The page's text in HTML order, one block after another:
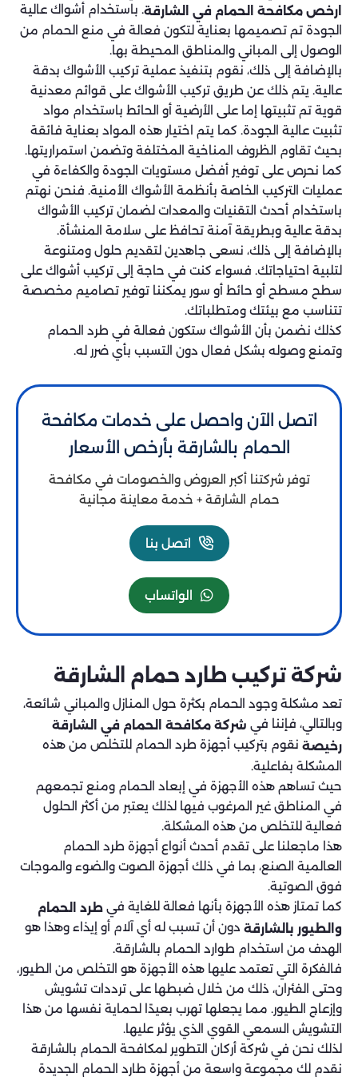
ارخص مكافحة الحمام في الشارقة. باستخدام أشواك عالية
الجودة تم تصميمها بعناية لتكون فعالة في منع الحمام من
الوصول إلى المباني والمناطق المحيطة بها.
بالإضافة إلى ذلك، نقوم بتنفيذ عملية تركيب الأشواك بدقة
عالية. يتم ذلك عن طريق تركيب الأشواك على قوائم معدنية
قوية تم تثبيتها إما على الأرضية أو الحائط باستخدام مواد
تثبيت عالية الجودة. كما يتم اختيار هذه المواد بعناية فائقة
بحيث تقاوم الظروف المناخية المختلفة وتضمن استمراريتها.
كما نحرص على توفير أفضل مستويات الجودة والكفاءة في
عمليات التركيب الخاصة بأنظمة الأشواك الأمنية. فنحن نهتم
باستخدام أحدث التقنيات والمعدات لضمان تركيب الأشواك
بدقة عالية وبطريقة آمنة تحافظ على سلامة المنشأة.
بالإضافة إلى ذلك، نسعى جاهدين لتقديم حلول ومتنوعة
لتلبية احتياجاتك. فسواء كنت في حاجة إلى تركيب أشواك على
سطح مسطح أو حائط أو سور يمكننا توفير تصاميم مخصصة
تتناسب مع بيئتك ومتطلباتك.
كذلك نضمن بأن الأشواك ستكون فعالة في طرد الحمام
وتمنع وصوله بشكل فعال دون التسبب بأي ضرر له.
اتصل الآن واحصل على خدمات مكافحة
الحمام بالشارقة بأرخص الأسعار
توفر شركتنا أكبر العروض والخصومات في مكافحة
حمام الشارقة + خدمة معاينة مجانية
اتصل بنا
الواتساب
شركة تركيب طارد حمام الشارقة
تعد مشكلة وجود الحمام بكثرة حول المنازل والمباني شائعة،
وبالتالي، فإننا في شركة مكافحة الحمام في الشارقة
رخيصة نقوم بتركيب أجهزة طرد الحمام للتخلص من هذه
المشكلة بفاعلية.
حيث تساهم هذه الأجهزة في إبعاد الحمام ومنع تجمعهم
في المناطق غير المرغوب فيها لذلك يعتبر من أكثر الحلول
فعالية للتخلص من هذه المشكلة.
هذا ماجعلنا على تقدم أحدث أنواع أجهزة طرد الحمام
العالمية الصنع، بما في ذلك أجهزة الصوت والضوء والموجات
فوق الصوتية.
كما تمتاز هذه الأجهزة بأنها فعالة للغاية في طرد الحمام
والطيور بالشارقة دون أن تسبب له أي آلام أو إيذاء وهذا هو
الهدف من استخدام طوارد الحمام بالشارقة.
فالفكرة التي تعتمد عليها هذه الأجهزة هو التخلص من الطيور،
وحتى الفئران، ذلك من خلال ضبطها على ترددات تشويش
وإزعاج الطيور. مما يجعلها تهرب بعيدًا لحماية نفسها من هذا
التشويش السمعي القوي الذي يؤثر عليها.
لذلك نحن في شركة أركان التطوير لمكافحة الحمام بالشارقة
نقدم لك مجموعة واسعة من أجهزة طارد الحمام الجديدة